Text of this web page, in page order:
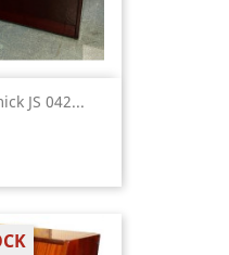
JS 042...